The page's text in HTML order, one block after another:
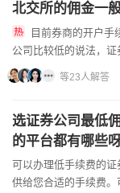
北交所的佣金一
公司比较低的说法，
户经理申请交易佣金
等23人解答
选证券公司最低
的平台都有哪些呀
可以办理低手续费的
供给您合适的手续费